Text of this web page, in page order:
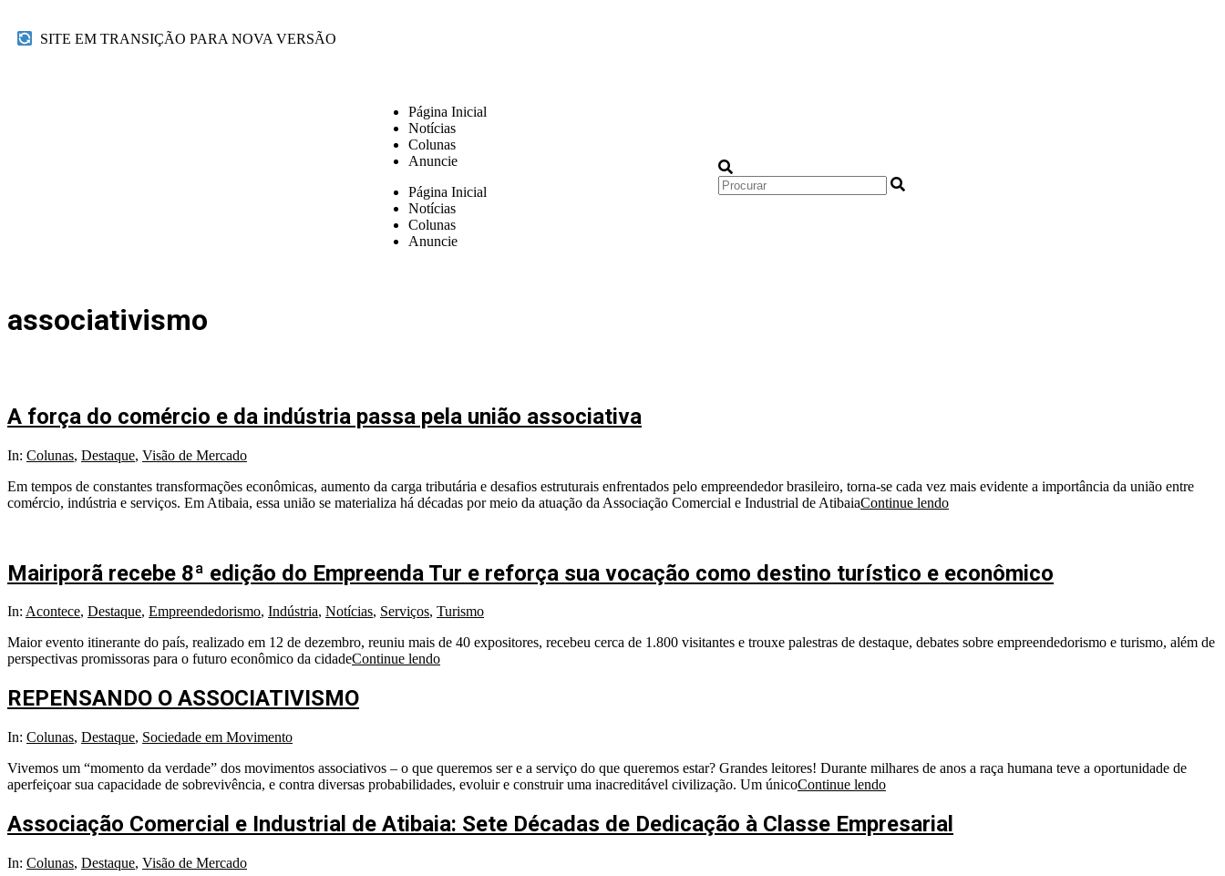
SITE EM TRANSIÇÃO PARA NOVA VERSÃO
Página Inicial
Notícias
Colunas
Anuncie
Página Inicial
Notícias
Colunas
Anuncie
associativismo
A força do comércio e da indústria passa pela união associativa
In: Colunas, Destaque, Visão de Mercado
Em tempos de constantes transformações econômicas, aumento da carga tributária e desafios estruturais enfrentados pelo empreendedor brasileiro, torna-se cada vez mais evidente a importância da união entre
comércio, indústria e serviços. Em Atibaia, essa união se materializa há décadas por meio da atuação da Associação Comercial e Industrial de AtibaiaContinue lendo
Mairiporã recebe 8ª edição do Empreenda Tur e reforça sua vocação como destino turístico e econômico
In: Acontece, Destaque, Empreendedorismo, Indústria, Notícias, Serviços, Turismo
Maior evento itinerante do país, realizado em 12 de dezembro, reuniu mais de 40 expositores, recebeu cerca de 1.800 visitantes e trouxe palestras de destaque, debates sobre empreendedorismo e turismo, além de
perspectivas promissoras para o futuro econômico da cidadeContinue lendo
REPENSANDO O ASSOCIATIVISMO
In: Colunas, Destaque, Sociedade em Movimento
Vivemos um “momento da verdade” dos movimentos associativos – o que queremos ser e a serviço do que queremos estar? Grandes leitores! Durante milhares de anos a raça humana teve a oportunidade de
aperfeiçoar sua capacidade de sobrevivência, e contra diversas probabilidades, evoluir e construir uma inacreditável civilização. Um únicoContinue lendo
Associação Comercial e Industrial de Atibaia: Sete Décadas de Dedicação à Classe Empresarial
In: Colunas, Destaque, Visão de Mercado